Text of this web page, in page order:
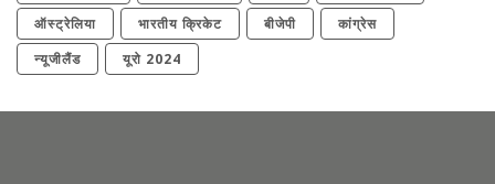
ऑस्ट्रेलिया
भारतीय क्रिकेट बीजेपी
कांग्रेस
न्यूजीलैंड
यूरो 2024